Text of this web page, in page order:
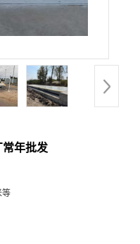
常年批发
等